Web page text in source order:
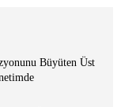
Büyüten Üst